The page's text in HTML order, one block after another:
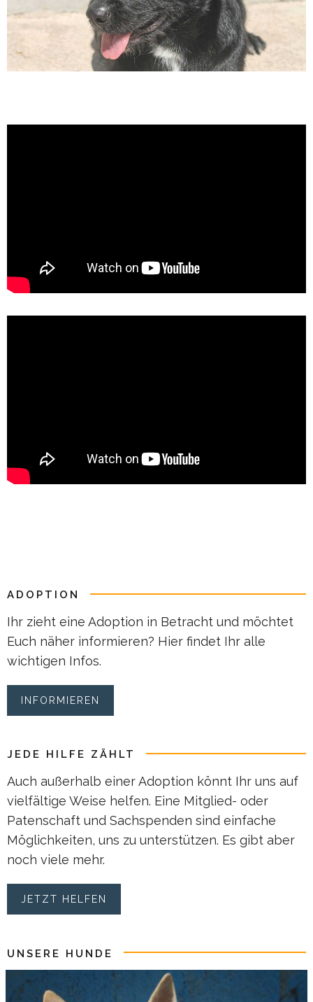
ADOPTION
Ihr zieht eine Adoption in Betracht und möchtet
Euch näher informieren? Hier findet Ihr alle
wichtigen Infos.
INFORMIEREN
JEDE HILFE ZÄHLT
Auch außerhalb einer Adoption könnt Ihr uns auf
vielfältige Weise helfen. Eine Mitglied- oder
Patenschaft und Sachspenden sind einfache
Möglichkeiten, uns zu unterstützen. Es gibt aber
noch viele mehr.
JETZT HELFEN
UNSERE HUNDE